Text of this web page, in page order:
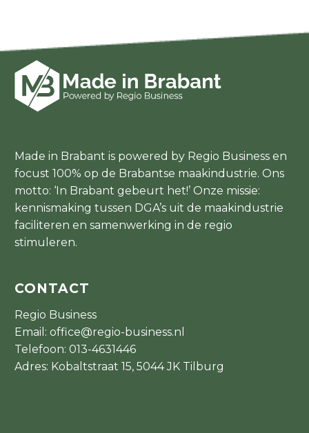
Made in Brabant is powered by Regio Business en
focust 100% op de Brabantse maakindustrie. Ons
motto: ‘In Brabant gebeurt het!’ Onze missie:
kennismaking tussen DGA’s uit de maakindustrie
faciliteren en samenwerking in de regio
stimuleren.
CONTACT
Regio Business
Email: office@regio-business.nl
Telefoon: 013-4631446
Adres: Kobaltstraat 15, 5044 JK Tilburg